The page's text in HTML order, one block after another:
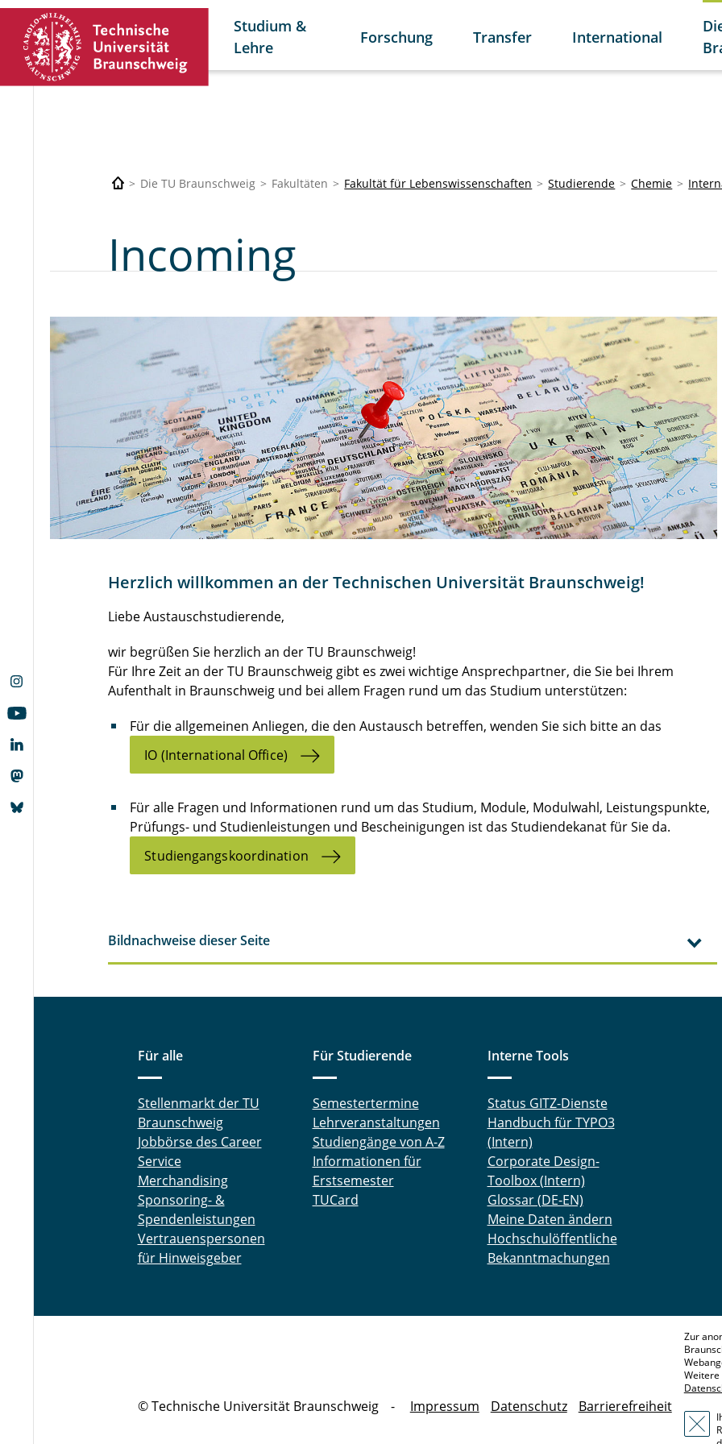
Studium &
Lehre
Forschung Transfer International
Die TU Braunschweig Fakultäten Fakultät für Lebenswissenschaften Studierende Chemie
Incoming
Herzlich willkommen an der Technischen Universität Braunschweig!
Liebe Austauschstudierende,
wir begrüßen Sie herzlich an der TU Braunschweig!
Für Ihre Zeit an der TU Braunschweig gibt es zwei wichtige Ansprechpartner, die Sie bei Ihrem
Aufenthalt in Braunschweig und bei allem Fragen rund um das Studium unterstützen:
Für die allgemeinen Anliegen, die den Austausch betreffen, wenden Sie sich bitte an das
IO (International Office)
Für alle Fragen und Informationen rund um das Studium, Module, Modulwahl, Leistungspunkte,
Prüfungs- und Studienleistungen und Bescheinigungen ist das Studiendekanat für Sie da.
Studiengangskoordination
Bildnachweise dieser Seite
Für alle
Stellenmarkt der TU
Braunschweig
Jobbörse des Career
Service
Merchandising
Sponsoring- &
Spendenleistungen
Vertrauenspersonen
für Hinweisgeber
Für Studierende
Semestertermine
Lehrveranstaltungen
Studiengänge von A-Z
Informationen für
Erstsemester
TUCard
Interne Tools
Status GITZ-Dienste
Handbuch für TYPO3
(Intern)
Corporate Design-
Toolbox (Intern)
Glossar (DE-EN)
Meine Daten ändern
Hochschulöffentliche
Bekanntmachungen
© Technische Universität Braunschweig Impressum Datenschutz Barrierefreiheit
Zur